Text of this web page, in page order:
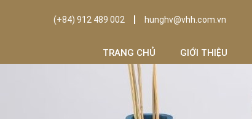
(+84) 912 489 002 hunghv@vhh.com.vn
TRANG CHỦ GIỚI THIỆU